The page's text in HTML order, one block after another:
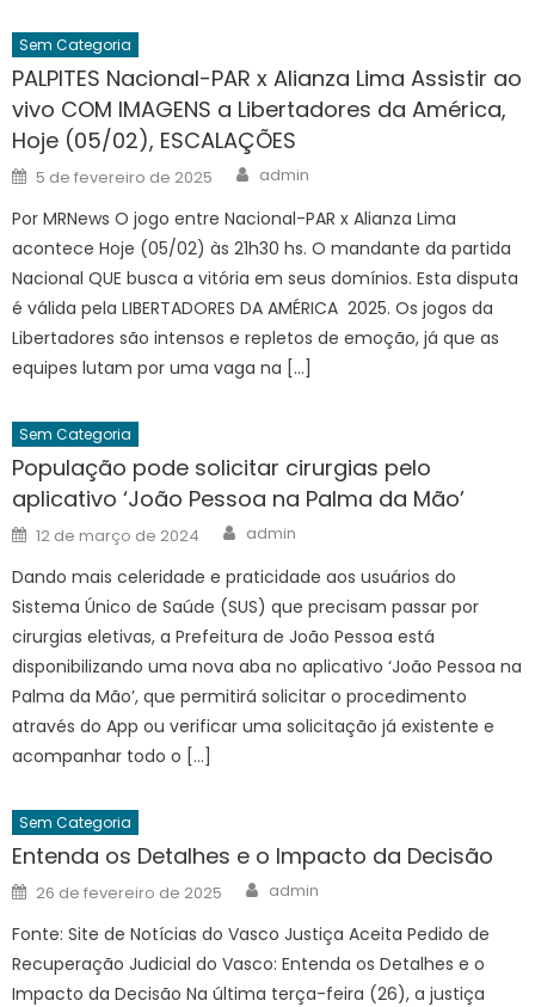
Sem Categoria
PALPITES Nacional-PAR x Alianza Lima Assistir ao
vivo COM IMAGENS a Libertadores da América,
Hoje (05/02), ESCALAÇÕES
Posted
on
5 de fevereiro de 2025 Author
admin
Por MRNews O jogo entre Nacional-PAR x Alianza Lima
acontece Hoje (05/02) às 21h30 hs. O mandante da partida
Nacional QUE busca a vitória em seus domínios. Esta disputa
é válida pela LIBERTADORES DA AMÉRICA 2025. Os jogos da
Libertadores são intensos e repletos de emoção, já que as
equipes lutam por uma vaga na […]
Sem Categoria
População pode solicitar cirurgias pelo
aplicativo ‘João Pessoa na Palma da Mão’
Posted
on
12 de março de 2024 Author
admin
Dando mais celeridade e praticidade aos usuários do
Sistema Único de Saúde (SUS) que precisam passar por
cirurgias eletivas, a Prefeitura de João Pessoa está
disponibilizando uma nova aba no aplicativo ‘João Pessoa na
Palma da Mão’, que permitirá solicitar o procedimento
através do App ou verificar uma solicitação já existente e
acompanhar todo o […]
Sem Categoria
Entenda os Detalhes e o Impacto da Decisão
Posted
on
26 de fevereiro de 2025 Author
admin
Fonte: Site de Notícias do Vasco Justiça Aceita Pedido de
Recuperação Judicial do Vasco: Entenda os Detalhes e o
Impacto da Decisão Na última terça-feira (26), a justiça